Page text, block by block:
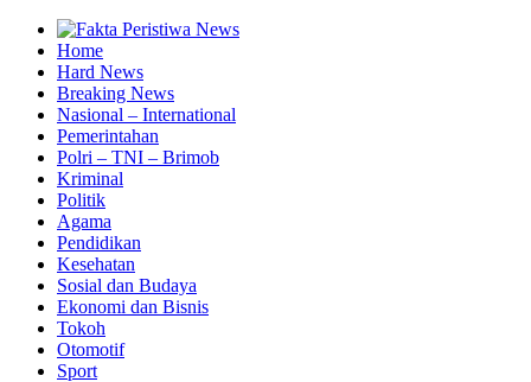
Home
Hard News
Breaking News
Nasional – International
Pemerintahan
Polri – TNI – Brimob
Kriminal
Politik
Agama
Pendidikan
Kesehatan
Sosial dan Budaya
Ekonomi dan Bisnis
Tokoh
Otomotif
Sport